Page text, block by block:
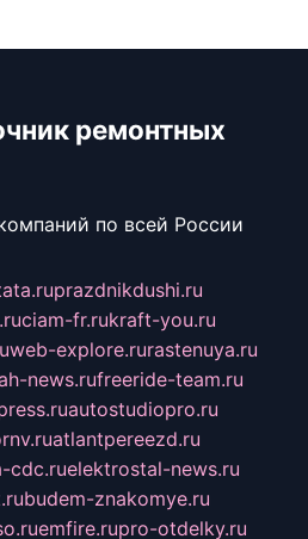
ремонтных
по всей России
prazdnikdushi.ru
ciam-fr.rukraft-you.ru
web-explore.rurastenuya.ru
news.rufreeride-team.ru
autostudiopro.ru
atlantpereezd.ru
cdc.ruelektrostal-news.ru
budem-znakomye.ru
emfire.rupro-otdelky.ru